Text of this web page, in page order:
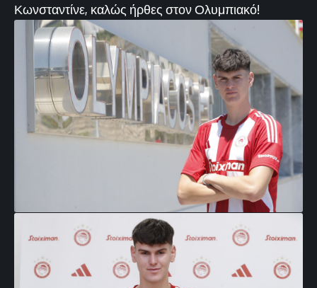
Κωνσταντίνε, καλώς ήρθες στον Ολυμπιακό!